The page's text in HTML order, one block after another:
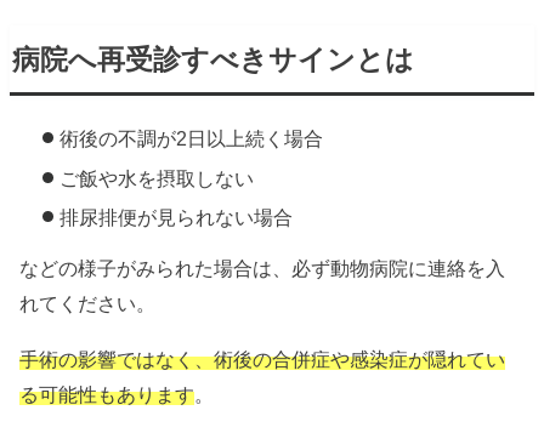
病院へ再受診すべきサインとは
術後の不調が2日以上続く場合
ご飯や水を摂取しない
排尿排便が見られない場合
などの様子がみられた場合は、必ず動物病院に連絡を入
れてください。
手術の影響ではなく、術後の合併症や感染症が隠れてい
る可能性もあります。